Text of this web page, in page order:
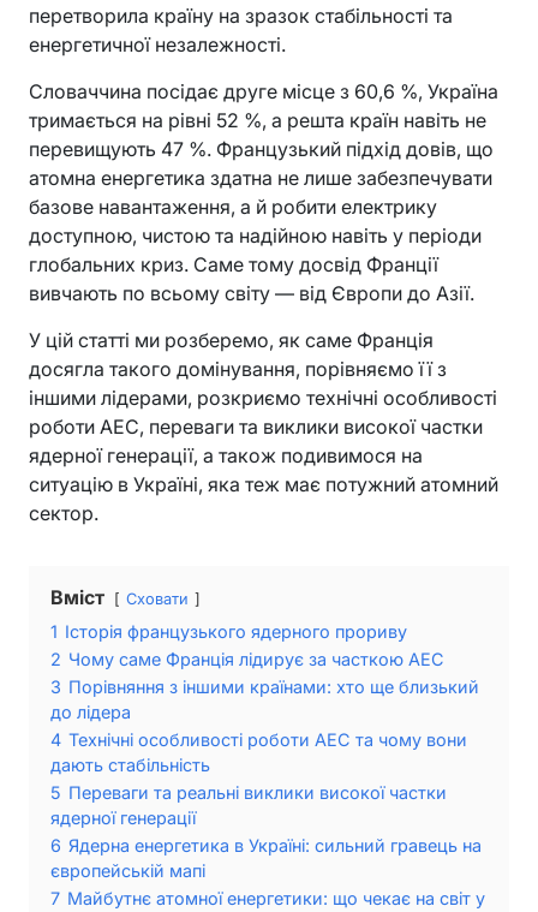
перетворила країну на зразок стабільності та
енергетичної незалежності.
Словаччина посідає друге місце з 60,6 %, Україна
тримається на рівні 52 %, а решта країн навіть не
перевищують 47 %. Французький підхід довів, що
атомна енергетика здатна не лише забезпечувати
базове навантаження, а й робити електрику
доступною, чистою та надійною навіть у періоди
глобальних криз. Саме тому досвід Франції
вивчають по всьому світу — від Європи до Азії.
У цій статті ми розберемо, як саме Франція
досягла такого домінування, порівняємо її з
іншими лідерами, розкриємо технічні особливості
роботи АЕС, переваги та виклики високої частки
ядерної генерації, а також подивимося на
ситуацію в Україні, яка теж має потужний атомний
сектор.
Вміст Сховати
1 Історія французького ядерного прориву
2 Чому саме Франція лідирує за часткою АЕС
3 Порівняння з іншими країнами: хто ще близький
до лідера
4 Технічні особливості роботи АЕС та чому вони
дають стабільність
5 Переваги та реальні виклики високої частки
ядерної генерації
6 Ядерна енергетика в Україні: сильний гравець на
європейській мапі
7 Майбутнє атомної енергетики: що чекає на світ у